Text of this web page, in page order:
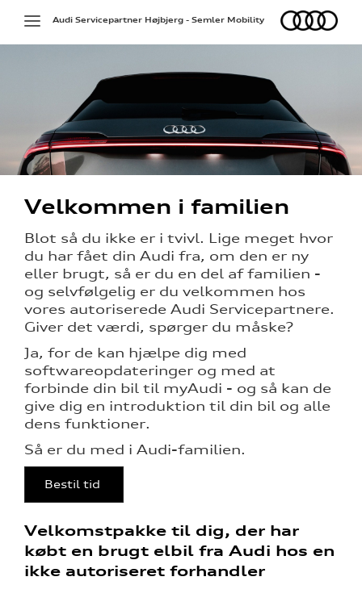
5 år?
elbiler
til
Toggle
navigation
Audi
Audi Servicepartner Højbjerg - Semler Mobility
Velkommen i familien
Blot så du ikke er i tvivl. Lige meget hvor
du har fået din Audi fra, om den er ny
eller brugt, så er du en del af familien -
og selvfølgelig er du velkommen hos
vores autoriserede Audi Servicepartnere.
Giver det værdi, spørger du måske?
Ja, for de kan hjælpe dig med
softwareopdateringer og med at
forbinde din bil til myAudi - og så kan de
give dig en introduktion til din bil og alle
dens funktioner.
Så er du med i Audi-familien.
Bestil tid
Velkomstpakke til dig, der har
købt en brugt elbil fra Audi hos en
ikke autoriseret forhandler